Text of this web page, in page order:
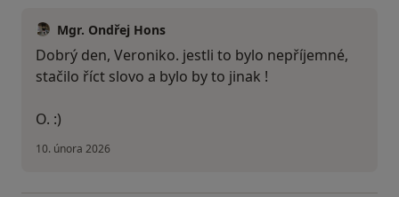
Mgr. Ondřej Hons
Dobrý den, Veroniko. jestli to bylo nepříjemné,
stačilo říct slovo a bylo by to jinak !
O. :)
10. února 2026